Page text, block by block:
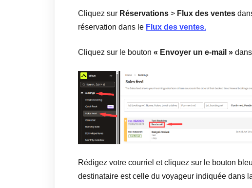
Cliquez sur Réservations > Flux des ventes
réservation dans le Flux des ventes.
Cliquez sur le bouton « Envoyer un e-mail »
Rédigez votre courriel et cliquez sur le bouton bleu
destinataire est celle du voyageur indiquée dans